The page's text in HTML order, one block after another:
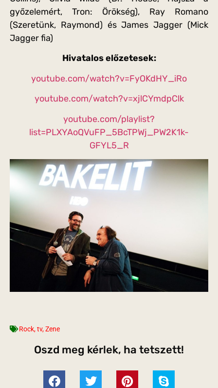
győzelemért, Tron: Örökség), Ray Romano
(Szeretünk, Raymond) és James Jagger (Mick
Jagger fia)
Hivatalos előzetesek:
youtube.com/watch?v=FyOKdHY_iRo
youtube.com/watch?v=xjlCYmdpClk
youtube.com/playlist?
list=PLXYAoQVuFP_5BcTPWj_PW2K1k-
GFYL5_R
Rock,tv,Zene
Oszd meg kérlek, ha tetszett!